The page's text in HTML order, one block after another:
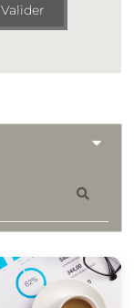
Valider